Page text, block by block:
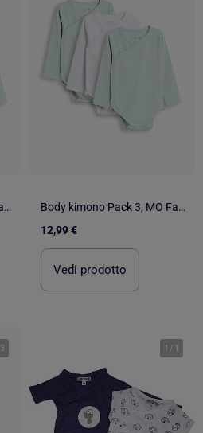
Body kimono Pack 3, MO Fashion
Body kimono Pack 3, MO Fashion
12,99 €
Vedi prodotto
3 1 / 1